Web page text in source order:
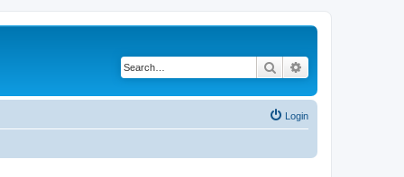
Search
Login